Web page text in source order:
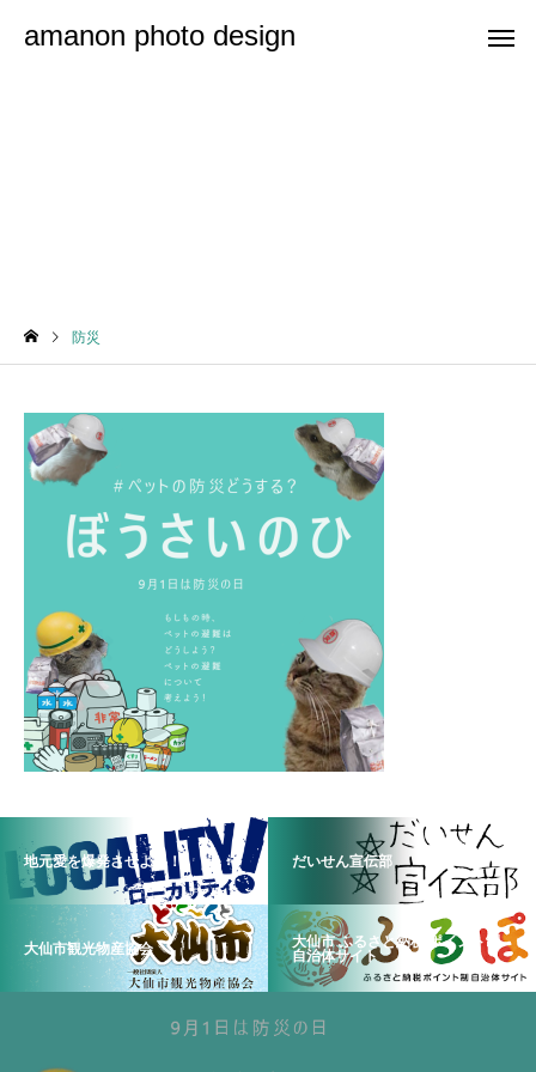
amanon photo design
防災
地元愛を爆発させよう！ だいせん宣伝部
大仙市観光物産協会
大仙市 ふるさと納税 ポイント制
自治体サイト